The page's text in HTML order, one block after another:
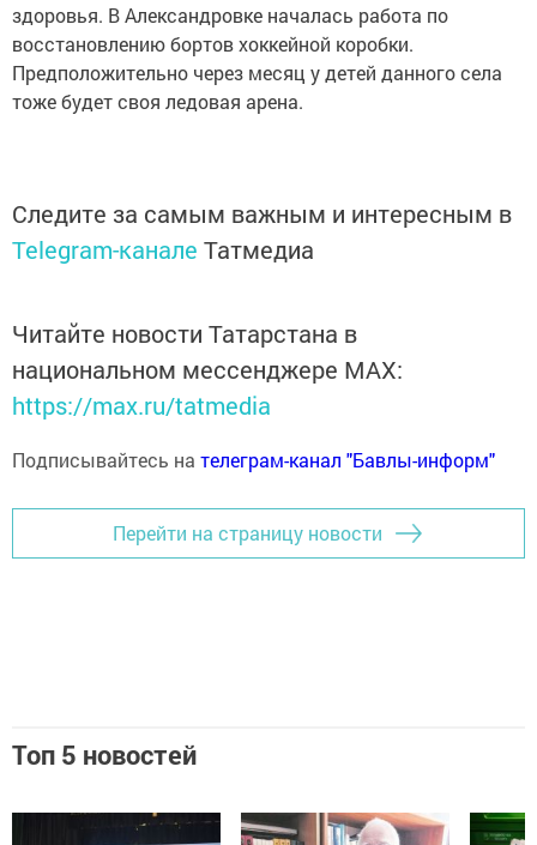
здоровья. В Александровке началась работа по
восстановлению бортов хоккейной коробки.
Предположительно через месяц у детей данного села
тоже будет своя ледовая арена.
Следите за самым важным и интересным в
Telegram-канале Татмедиа
Читайте новости Татарстана в
национальном мессенджере MАХ:
https://max.ru/tatmedia
Подписывайтесь на телеграм-канал "Бавлы-информ"
Перейти на страницу новости
Топ 5 новостей